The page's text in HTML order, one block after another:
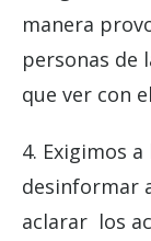
manera
personas de
que ver con
4. Exigimos
desinformar
aclarar los